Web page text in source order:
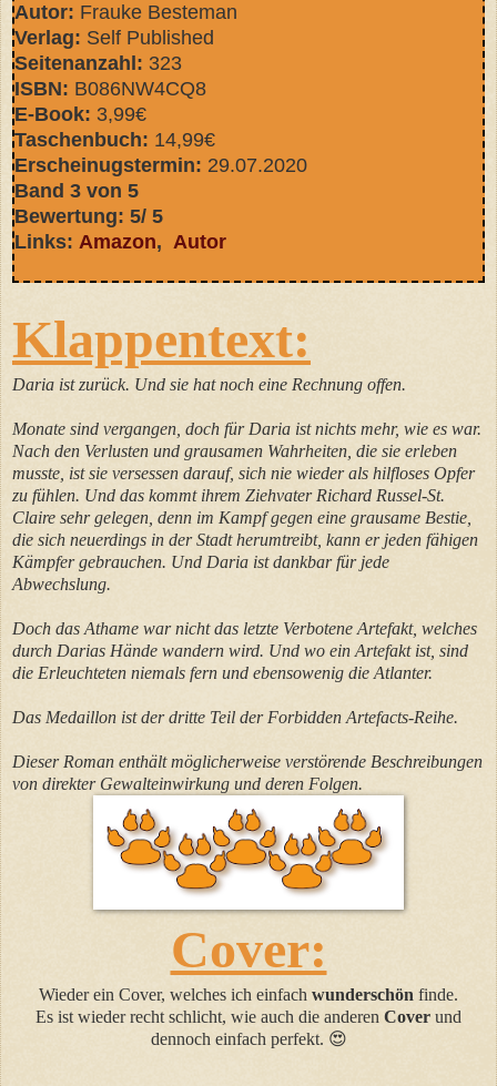
Autor: Frauke Besteman
Verlag: Self Published
Seitenanzahl: 323
ISBN: B086NW4CQ8
E-Book: 3,99€
Taschenbuch: 14,99€
Erscheinugstermin: 29.07.2020
Band 3 von 5
Bewertung: 5/ 5
Links: Amazon, Autor
Klappentext:
Daria ist zurück. Und sie hat noch eine Rechnung offen.
Monate sind vergangen, doch für Daria ist nichts mehr, wie es war.
Nach den Verlusten und grausamen Wahrheiten, die sie erleben
musste, ist sie versessen darauf, sich nie wieder als hilfloses Opfer
zu fühlen. Und das kommt ihrem Ziehvater Richard Russel-St.
Claire sehr gelegen, denn im Kampf gegen eine grausame Bestie,
die sich neuerdings in der Stadt herumtreibt, kann er jeden fähigen
Kämpfer gebrauchen. Und Daria ist dankbar für jede
Abwechslung.
Doch das Athame war nicht das letzte Verbotene Artefakt, welches
durch Darias Hände wandern wird. Und wo ein Artefakt ist, sind
die Erleuchteten niemals fern und ebensowenig die Atlanter.
Das Medaillon ist der dritte Teil der Forbidden Artefacts-Reihe.
Dieser Roman enthält möglicherweise verstörende Beschreibungen
von direkter Gewalteinwirkung und deren Folgen.
Cover:
Wieder ein Cover, welches ich einfach wunderschön finde.
Es ist wieder recht schlicht, wie auch die anderen Cover und
dennoch einfach perfekt. 😍